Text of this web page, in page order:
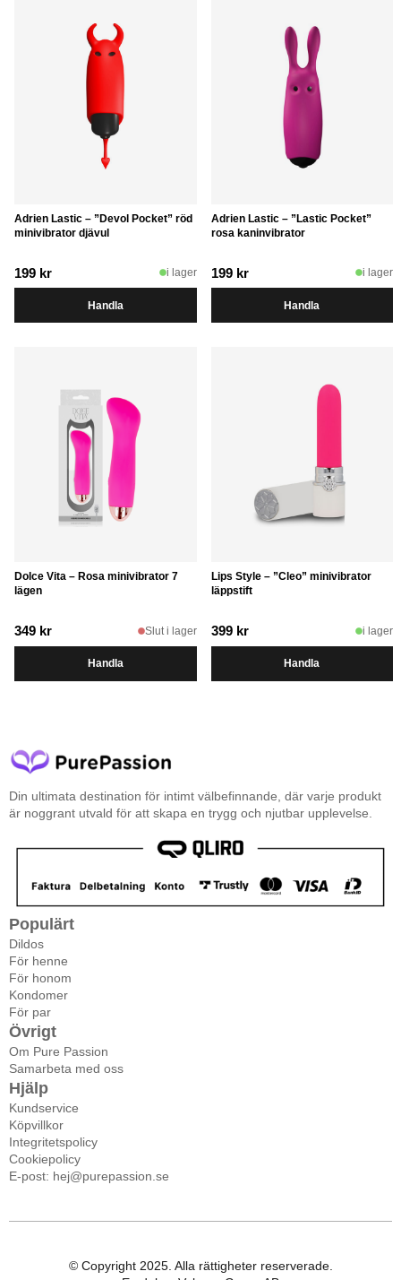
Adrien Lastic – ”Devol Pocket” röd
minivibrator djävul
199 kr i lager
Handla
Adrien Lastic – ”Lastic Pocket”
rosa kaninvibrator
199 kr i lager
Handla
Dolce Vita – Rosa minivibrator 7
lägen
349 kr Slut i lager
Handla
Lips Style – ”Cleo” minivibrator
läppstift
399 kr i lager
Handla
Din ultimata destination för intimt välbefinnande, där varje produkt
är noggrant utvald för att skapa en trygg och njutbar upplevelse.
Populärt
Dildos
För henne
För honom
Kondomer
För par
Övrigt
Om Pure Passion
Samarbeta med oss
Hjälp
Kundservice
Köpvillkor
Integritetspolicy
Cookiepolicy
E-post: hej@purepassion.se
© Copyright 2025. Alla rättigheter reserverade.